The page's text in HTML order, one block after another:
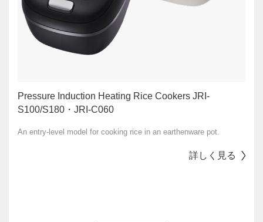
Pressure Induction Heating Rice Cookers JRI-
S100/S180・JRI-C060
An entry-level model for cooking rice in an earthenware pot.
詳しく見る